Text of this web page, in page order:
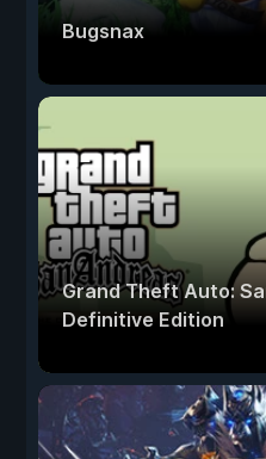
Bugsnax
Grand Theft Auto:
Definitive Edition